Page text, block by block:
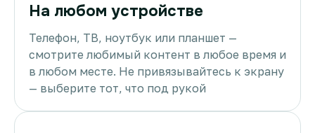
На любом устройстве
Телефон, ТВ, ноутбук или планшет —
смотрите любимый контент в любое время и
в любом месте. Не привязывайтесь к экрану
— выберите тот, что под рукой